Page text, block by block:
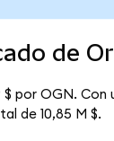
de
por OGN.
de 10,85 M $.